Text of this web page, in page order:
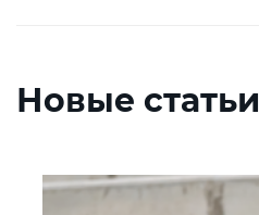
Новые статьи